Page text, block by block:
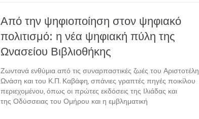
Από την ψηφιοποίηση στον ψηφιακό
πολιτισμό: η νέα ψηφιακή πύλη της
Ωνασείου Βιβλιοθήκης
Ζωντανά ενθύμια από τις συναρπαστικές ζωές του Αριστοτέλη
Ωνάση και του Κ.Π. Καβάφη, σπάνιες γραπτές πηγές ποικίλου
περιεχομένου, όπως οι πρώτες εκδόσεις της Ιλιάδας και
της Οδύσσειας του Ομήρου και η εμβληματική